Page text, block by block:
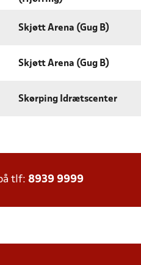
Skjøtt Arena (Gug B)
Skjøtt Arena (Gug B)
Skørping Idrætscenter
tlf: 8939 9999